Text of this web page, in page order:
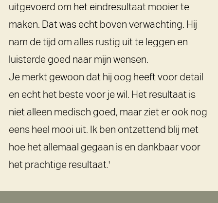
uitgevoerd om het eindresultaat mooier te
maken. Dat was echt boven verwachting. Hij
nam de tijd om alles rustig uit te leggen en
luisterde goed naar mijn wensen.
Je merkt gewoon dat hij oog heeft voor detail
en echt het beste voor je wil. Het resultaat is
niet alleen medisch goed, maar ziet er ook nog
eens heel mooi uit. Ik ben ontzettend blij met
hoe het allemaal gegaan is en dankbaar voor
het prachtige resultaat.'